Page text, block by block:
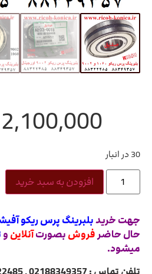
2,100,000
30 در انبار
افزودن به سبد خرید
جهت خریدبلبرینگ پرس ریکو آفیشیو 1060تک
حال حاضرفروش بصورتآنلاین و
میشود.